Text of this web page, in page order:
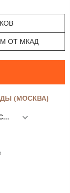
ОТ МКАД
(МОСКВА)
ПО ПОПУЛЯРНОСТИ